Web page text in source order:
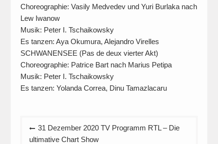
Choreographie: Vasily Medvedev und Yuri Burlaka nach
Lew Iwanow
Musik: Peter I. Tschaikowsky
Es tanzen: Aya Okumura, Alejandro Virelles
SCHWANENSEE (Pas de deux vierter Akt)
Choreographie: Patrice Bart nach Marius Petipa
Musik: Peter I. Tschaikowsky
Es tanzen: Yolanda Correa, Dinu Tamazlacaru
Beitragsnavigation
31 Dezember 2020 TV Programm RTL – Die
ultimative Chart Show